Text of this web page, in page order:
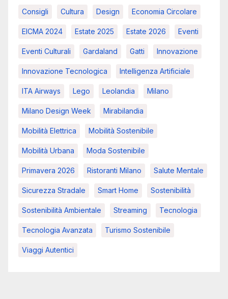
Consigli Cultura Design Economia Circolare
EICMA 2024 Estate 2025 Estate 2026 Eventi
Eventi Culturali Gardaland Gatti Innovazione
Innovazione Tecnologica Intelligenza Artificiale
ITA Airways Lego Leolandia Milano
Milano Design Week Mirabilandia
Mobilità Elettrica Mobilità Sostenibile
Mobilità Urbana Moda Sostenibile
Primavera 2026 Ristoranti Milano Salute Mentale
Sicurezza Stradale Smart Home Sostenibilità
Sostenibilità Ambientale Streaming Tecnologia
Tecnologia Avanzata Turismo Sostenibile
Viaggi Autentici